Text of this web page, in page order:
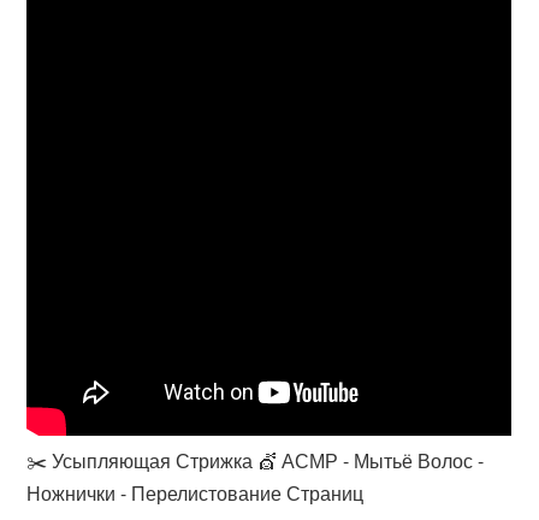
✂️ Усыпляющая Стрижка 💇 АСМР - Мытьё Волос -
Ножнички - Перелистование Страниц